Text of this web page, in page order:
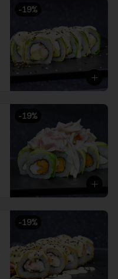
-19%
-19%
-19%